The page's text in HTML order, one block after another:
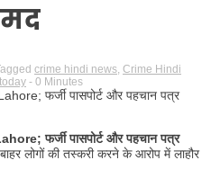
crime hindi news, Crime Hindi
- 0 Minutes
फर्जी पासपोर्ट और पहचान पत्र
लोगों की तस्करी करने के आरोप में लाहौर